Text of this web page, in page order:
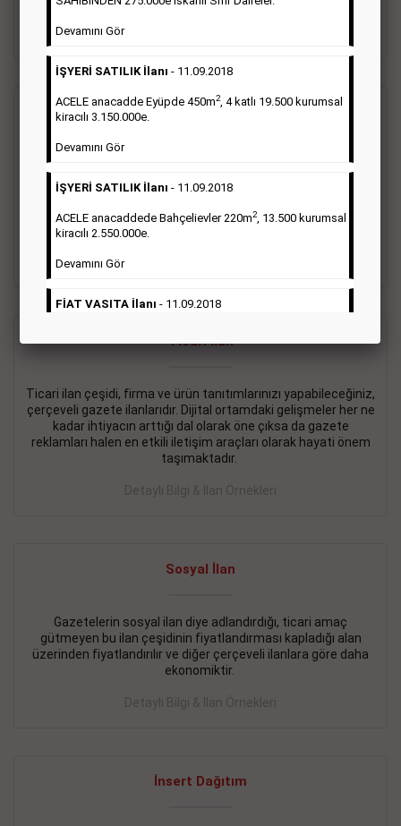
Detaylı Bilgi & İlan Örnekleri
Vasıta İlanı
Sarı sayfa ilanlar alım- satım, duyuru, mini reklam şeklinde
ifade edilebilen ilanlardır. Gazetelerin tirajını önemli ölçüde
etkilerler ve gazete gelirlerinin de önemli bir bölümünü
oluştururlar.Sabah sarı sayfa eleman ilanlarında 6 kelime
sayısı şartı aranmamaktadır.
Detaylı Bilgi & İlan Örnekleri
Ticari İlan
Ticari ilan çeşidi, firma ve ürün tanıtımlarınızı yapabileceğiniz,
çerçeveli gazete ilanlarıdır. Dijital ortamdaki gelişmeler her ne
kadar ihtiyacın arttığı dal olarak öne çıksa da gazete
reklamları halen en etkili iletişim araçları olarak hayati önem
taşımaktadır.
Detaylı Bilgi & İlan Örnekleri
Sosyal İlan
Gazetelerin sosyal ilan diye adlandırdığı, ticari amaç
gütmeyen bu ilan çeşidinin fiyatlandırması kapladığı alan
üzerinden fiyatlandırılır ve diğer çerçeveli ilanlara göre daha
ekonomiktir.
Detaylı Bilgi & İlan Örnekleri
İnsert Dağıtım
Devamını Gör
İŞYERİ SATILIK İlanı - 11.09.2018
ACELE anacadde Eyüpde 450m2, 4 katlı 19.500 kurumsal
kiracılı 3.150.000e.
Devamını Gör
İŞYERİ SATILIK İlanı - 11.09.2018
ACELE anacaddede Bahçelievler 220m2, 13.500 kurumsal
kiracılı 2.550.000e.
Devamını Gör
FİAT VASITA İlanı - 11.09.2018
2.800.000e kurumsal mağaza.
BAKIRKÖY SATILIK İlanı- 11.09.2018
KARTALTEPEde kelepir 2+ 1 satılık daire
İŞYERİ KİRALIK İlanı - 11.09.2018
BEYLİKDÜZÜ Kavaklıda 4 katlı bina